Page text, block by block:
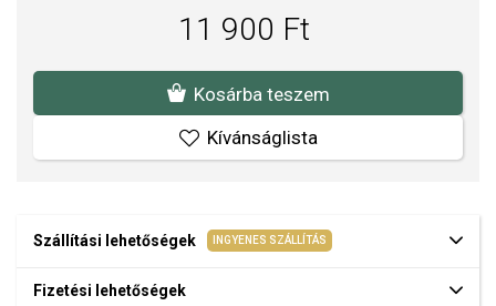
11 900 Ft
Kosárba teszem
Kívánságlista
Szállítási lehetőségek INGYENES SZÁLLÍTÁS
Fizetési lehetőségek